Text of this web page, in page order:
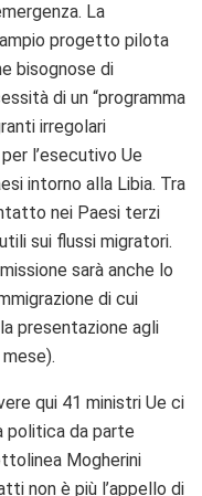
La
progetto pilota
bisognose di
di un “programma
irregolari
l’esecutivo Ue
intorno alla Libia. Tra
nei Paesi terzi
sui flussi migratori.
sarà anche lo
di cui
presentazione agli
qui 41 ministri Ue ci
politica da parte
Mogherini
non è più l’appello di